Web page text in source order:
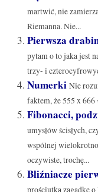
martwić, nie
Riemanna. Nie...
Pierwsza
pytam o to jaka jest
trzy- i
Numerki Nie
faktem, że 555 x
Fibonacci,
umysłów ścisłych,
wspólnej
oczywiste, trochę...
Bliźniacze
prościutką zagadkę